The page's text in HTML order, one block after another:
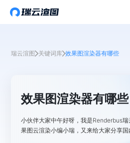
瑞云渲图 关键词库 效果图渲染器有哪些
效果图渲染器有哪些
小伙伴大家中午好呀，我是Renderbus瑞
果图云渲染小编小瑞，又来给大家分享国